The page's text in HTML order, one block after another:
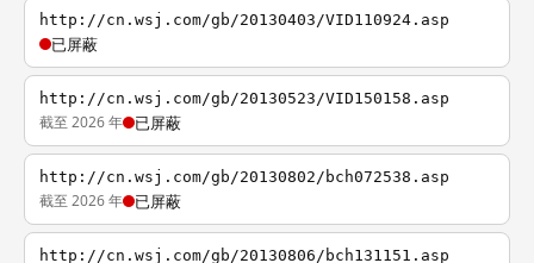
http://cn.wsj.com/gb/20130403/VID110924.asp
已屏蔽
http://cn.wsj.com/gb/20130523/VID150158.asp
截至 2026 年 已屏蔽
http://cn.wsj.com/gb/20130802/bch072538.asp
截至 2026 年 已屏蔽
http://cn.wsj.com/gb/20130806/bch131151.asp